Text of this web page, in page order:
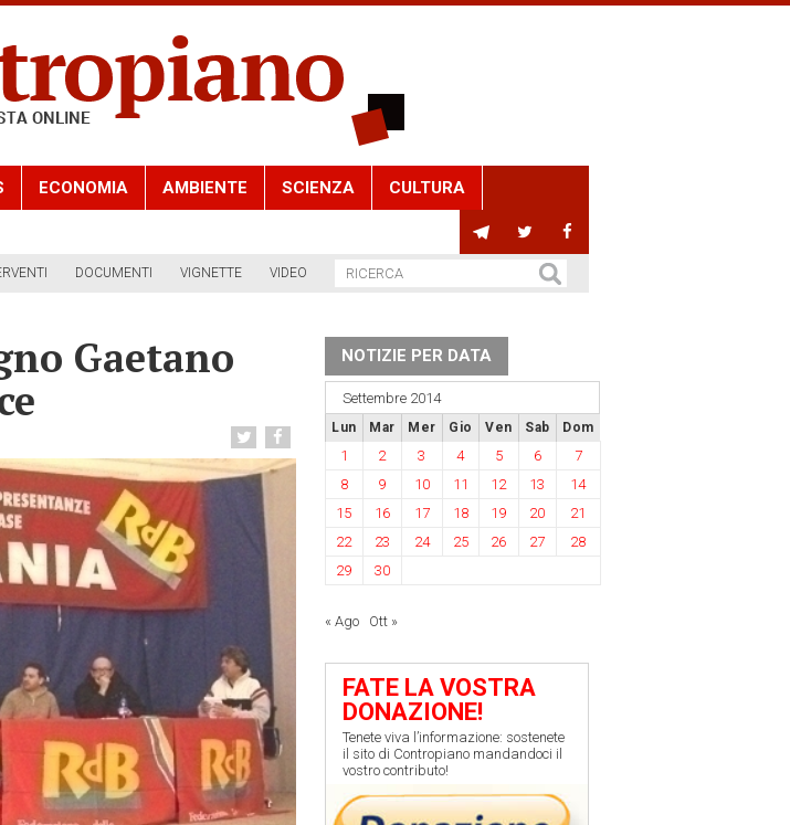
ECONOMIA AMBIENTE SCIENZA CULTURA
DOCUMENTI VIGNETTE VIDEO
Gaetano
NOTIZIE PER DATA
Settembre 2014
Lun Mar Mer Gio Ven Sab Dom
1 2 3 4 5 6
7
8
9 10 11 12 13
14
15
16 17 18 19 20
21
22
23 24 25 26 27
28
29
30
« Ago Ott »
FATE LA VOSTRA
DONAZIONE!
Tenete viva l’informazione: sostenete
il sito di Contropiano mandandoci il
vostro contributo!